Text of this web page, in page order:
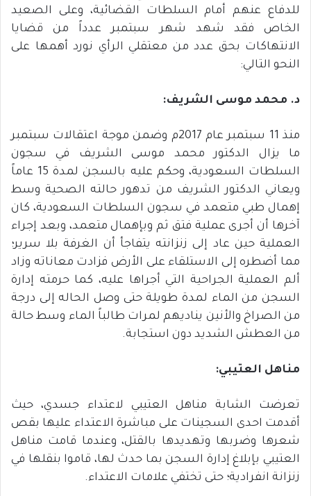
للدفاع عنهم أمام السلطات القضائية، وعلى الصعيد
الخاص فقد شهد شهر سبتمبر عدداً من قضايا
الانتهاكات بحق عدد من معتقلي الرأي نورد أهمها على
النحو التالي:
د. محمد موسى الشريف:
منذ 11 سبتمبر عام 2017م وضمن موجة اعتقالات سبتمبر
ما يزال الدكتور محمد موسى الشريف في سجون
السلطات السعودية، وحكم عليه بالسجن لمدة 15 عاماً
ويعاني الدكتور الشريف من تدهور حالته الصحية وسط
إهمال طبي متعمد في سجون السلطات السعودية، كان
آخرها أن أجرى عملية فتق ثم وبإهمال متعمد، وبعد إجراء
العملية حين عاد إلى زنزانته يتفاجأ أن الغرفة بلا سرير؛
مما أضطره إلى الاستلقاء على الأرض فزادت معاناته وزاد
ألم العملية الجراحية التي أجراها عليه، كما حرمته إدارة
السجن من الماء لمدة طويلة حتى وصل الحاله إلى درجة
من الصراخ والأنين يناديهم لمرات طالباً الماء وسط حالة
من العطش الشديد دون استجابة.
مناهل العتيبي:
تعرضت الشابة مناهل العتيبي لاعتداء جسدي، حيث
أقدمت احدى السجينات على مباشرة الاعتداء عليها بقص
شعرها وضربها وتهديدها بالقتل، وعندما قامت مناهل
العتيبي بإبلاغ إدارة السجن بما حدث لها، قاموا بنقلها في
زنزانة انفرادية؛ حتى تختفي علامات الاعتداء.